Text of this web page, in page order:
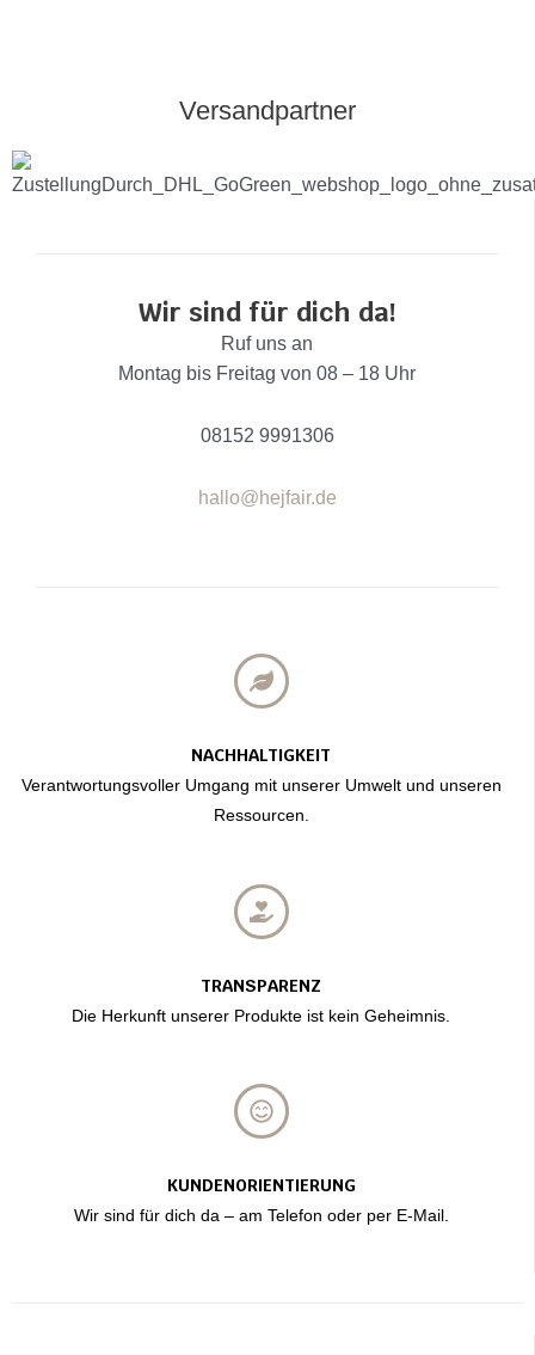
k
s
t
a
m
NACHHALTIGKEIT
Verantwortungsvoller Umgang mit unserer Umwelt und unseren
Ressourcen.
TRANSPARENZ
Die Herkunft unserer Produkte ist kein Geheimnis.
KUNDENORIENTIERUNG
Wir sind für dich da – am Telefon oder per E-Mail.
Wir sind für dich da!
Ruf uns an
Montag bis Freitag von 08 – 18 Uhr
08152 9991306
hallo@hejfair.de
Versandpartner